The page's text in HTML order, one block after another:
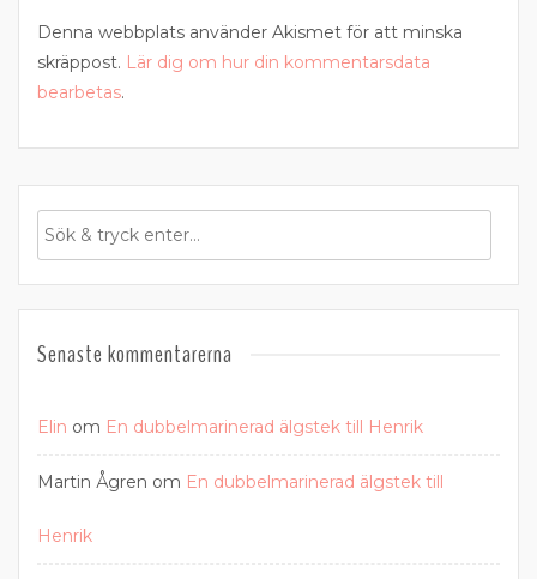
Denna webbplats använder Akismet för att minska
skräppost. Lär dig om hur din kommentarsdata
bearbetas.
Senaste kommentarerna
Elin om En dubbelmarinerad älgstek till Henrik
Martin Ågren om En dubbelmarinerad älgstek till
Henrik